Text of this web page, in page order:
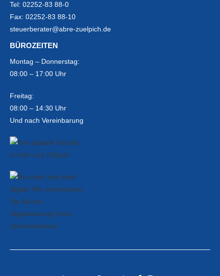
Tel: 02252-83 88-0
Fax: 02252-83 88-10
steuerberater@abre-zuelpich.de
BÜROZEITEN
Montag – Donnerstag:
08:00 – 17:00 Uhr
Freitag:
08:00 – 14:30 Uhr
Und nach Vereinbarung